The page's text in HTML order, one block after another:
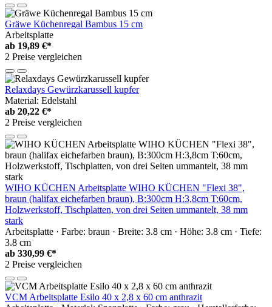
Gräwe Küchenregal Bambus 15 cm
Arbeitsplatte
ab 19,89 €*
2 Preise vergleichen
Relaxdays Gewürzkarussell kupfer
Material: Edelstahl
ab 20,22 €*
2 Preise vergleichen
WIHO KÜCHEN Arbeitsplatte WIHO KÜCHEN "Flexi 38",
braun (halifax eichefarben braun), B:300cm H:3,8cm T:60cm,
Holzwerkstoff, Tischplatten, von drei Seiten ummantelt, 38 mm
stark
Arbeitsplatte · Farbe: braun · Breite: 3.8 cm · Höhe: 3.8 cm · Tiefe:
3.8 cm
ab 330,99 €*
2 Preise vergleichen
VCM Arbeitsplatte Esilo 40 x 2,8 x 60 cm anthrazit